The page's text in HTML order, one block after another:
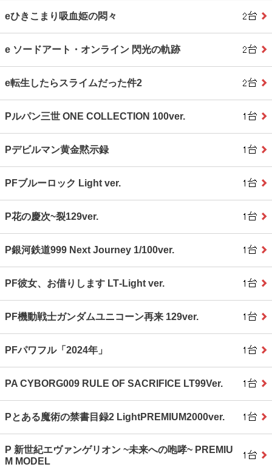
eひきこまり吸血姫の悶々
e ソードアート・オンライン 閃光の軌跡
e転生したらスライムだった件2
Pルパン三世 ONE COLLECTION 100ver.
Pデビルマン黄金黙示録
PFブルーロック Light ver.
P花の慶次~裂129ver.
P銀河鉄道999 Next Journey 1/100ver.
PF彼女、お借りします LT‐Light ver.
PF機動戦士ガンダムユニコーン再来 129ver.
PFパワフル「2024年」
PA CYBORG009 RULE OF SACRIFICE LT99Ver.
Pとある魔術の禁書目録2 LightPREMIUM2000ver.
P 新世紀エヴァンゲリオン ~未来への咆哮~ PREMIU
M MODEL